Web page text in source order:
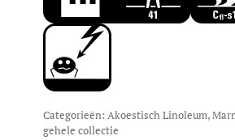
Categorieën: Akoestisch Linoleum,
gehele collectie